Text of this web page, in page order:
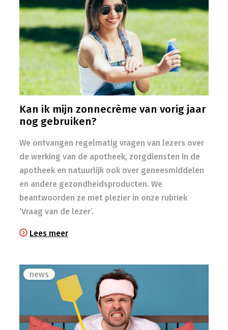
Kan ik mijn zonnecrème van vorig jaar
nog gebruiken?
We ontvangen regelmatig vragen van lezers over
de werking van de apotheek, zorgdiensten in de
apotheek en natuurlijk ook over geneesmiddelen
en andere gezondheidsproducten. We
beantwoorden ze met plezier in onze rubriek
‘Vraag van de lezer’.
Lees meer
news